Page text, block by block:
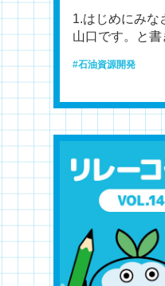
1.はじめにみな
山口です。と
名称は「石油
石油資源開発